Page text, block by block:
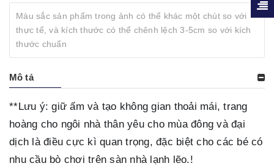
Màu sắc sản phẩm trong ảnh có thể khác một chút so với
thực tế, và kích thước có thể chênh lệch 3-5cm so với kích
thước chuẩn
Mô tả
**Lưu ý: giữ ấm và tạo không gian thoải mái, trang
hoàng cho ngôi nhà thân yêu cho mùa đông và đại
dịch là điều cực kì quan trọng, đặc biệt cho các bé có
nhu cầu bò chơi trên sàn nhà lạnh lẽo.!